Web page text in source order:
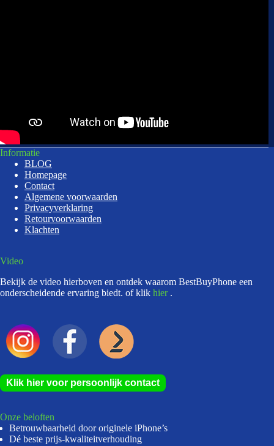
Informatie
BLOG
Homepage
Contact
Algemene voorwaarden
Privacyverklaring
Retourvoorwaarden
Klachten
Video
Bekijk de video hierboven en ontdek waarom BestBuyPhone een
onderscheidende ervaring biedt. of klik hier .
Klik hier voor persoonlijk contact
Onze beloften
Betrouwbaarheid door originele iPhone’s
Dé beste prijs-kwaliteitverhouding